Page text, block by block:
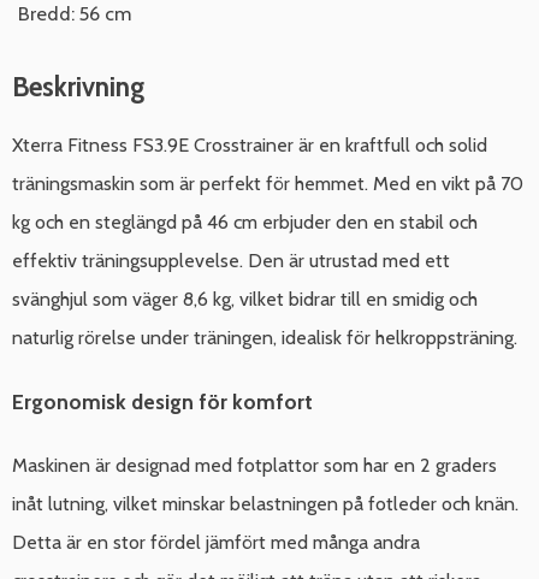
Bredd: 56 cm
Beskrivning
Xterra Fitness FS3.9E Crosstrainer är en kraftfull och solid
träningsmaskin som är perfekt för hemmet. Med en vikt på 70
kg och en steglängd på 46 cm erbjuder den en stabil och
effektiv träningsupplevelse. Den är utrustad med ett
svänghjul som väger 8,6 kg, vilket bidrar till en smidig och
naturlig rörelse under träningen, idealisk för helkroppsträning.
Ergonomisk design för komfort
Maskinen är designad med fotplattor som har en 2 graders
inåt lutning, vilket minskar belastningen på fotleder och knän.
Detta är en stor fördel jämfört med många andra